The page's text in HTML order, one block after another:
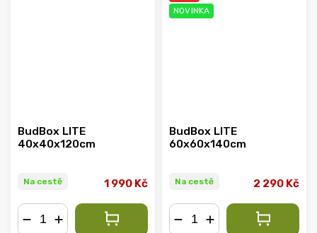
BudBox LITE
40x40x120cm
Na cestě 1 990 Kč
NOVINKA
BudBox LITE
60x60x140cm
Na cestě 2 290 Kč